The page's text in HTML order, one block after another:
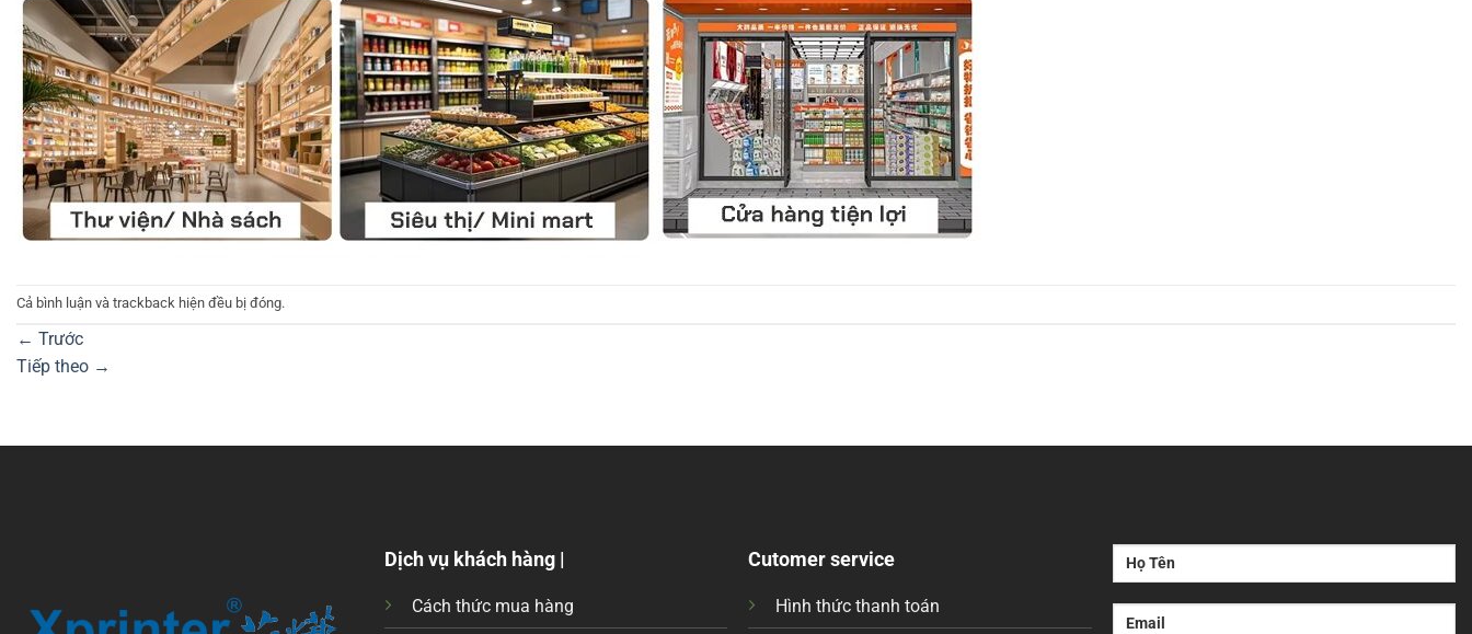
Cả bình luận và trackback hiện đều bị đóng.
← Trước
Tiếp theo →
Dịch vụ khách hàng |
Cách thức mua hàng
Cutomer service
Hình thức thanh toán